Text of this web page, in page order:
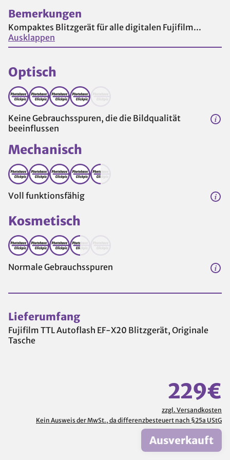
Bemerkungen
Kompaktes Blitzgerät für alle digitalen Fujifilm...
Ausklappen
Optisch
Keine Gebrauchsspuren, die die Bildqualität
beeinflussen
Mechanisch
Voll funktionsfähig
Kosmetisch
Normale Gebrauchsspuren
Lieferumfang
Fujifilm TTL Autoflash EF-X20 Blitzgerät, Originale
Tasche
229€
zzgl. Versandkosten
Kein Ausweis der MwSt., da differenzbesteuert nach §25a UStG
Ausverkauft